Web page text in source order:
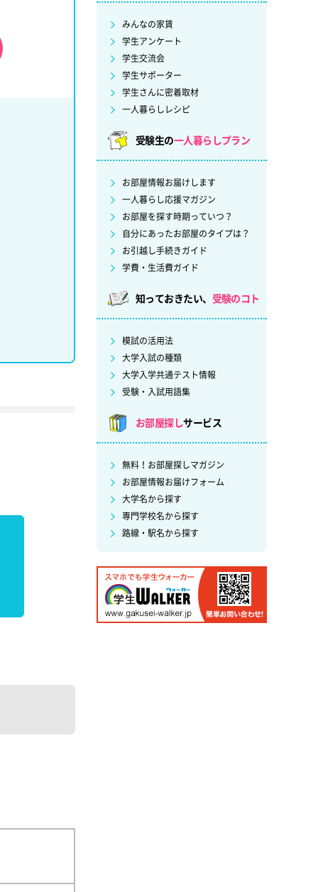
みんなの家賃
学生アンケート
学生交流会
学生サポーター
学生さんに密着取材
一人暮らしレシピ
受験生の一人暮らしプラン
お部屋情報お届けします
一人暮らし応援マガジン
お部屋を探す時期っていつ？
自分にあったお部屋のタイプは？
お引越し手続きガイド
学費・生活費ガイド
知っておきたい、 受験のコト
模試の活用法
大学入試の種類
大学入学共通テスト情報
受験・入試用語集
お部屋探しサービス
無料！お部屋探しマガジン
お部屋情報お届けフォーム
大学名から探す
専門学校名から探す
路線・駅名から探す